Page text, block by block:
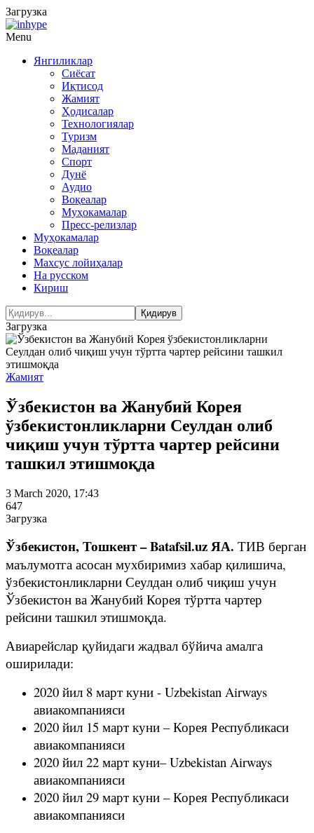
Загрузка
Menu
Янгиликлар
Сиёсат
Иқтисод
Жамият
Ҳодисалар
Технологиялар
Туризм
Маданият
Спорт
Дунё
Аудио
Воқеалар
Муҳокамалар
Пресс-релизлар
Муҳокамалар
Воқеалар
Махсус лойиҳалар
На русском
Кириш
Загрузка
Жамият
Ўзбекистон ва Жанубий Корея
ўзбекистонликларни Сеулдан олиб
чиқиш учун тўртта чартер рейсини
ташкил этишмоқда
3 March 2020, 17:43
647
Загрузка
Ўзбекистон, Тошкент – Batafsil.uz ЯА. ТИВ берган
маълумотга асосан мухбиримиз хабар қилишича,
ўзбекистонликларни Сеулдан олиб чиқиш учун
Ўзбекистон ва Жанубий Корея тўртта чартер
рейсини ташкил этишмоқда.
Авиарейслар қуйидаги жадвал бўйича амалга
оширилади:
2020 йил 8 март куни - Uzbekistan Airways
авиакомпанияси
2020 йил 15 март куни – Корея Республикаси
авиакомпанияси
2020 йил 22 март куни– Uzbekistan Airways
авиакомпанияси
2020 йил 29 март куни – Корея Республикаси
авиакомпанияси